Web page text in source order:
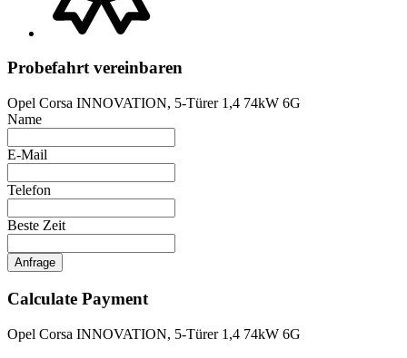
Probefahrt vereinbaren
Opel Corsa INNOVATION, 5-Türer 1,4 74kW 6G
Name
E-Mail
Telefon
Beste Zeit
Anfrage
Calculate Payment
Opel Corsa INNOVATION, 5-Türer 1,4 74kW 6G